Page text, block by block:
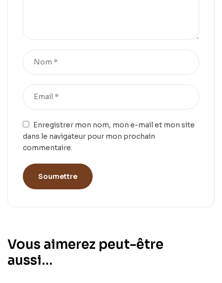
Enregistrer mon nom, mon e-mail et mon site
dans le navigateur pour mon prochain
commentaire.
Vous aimerez peut-être
aussi…